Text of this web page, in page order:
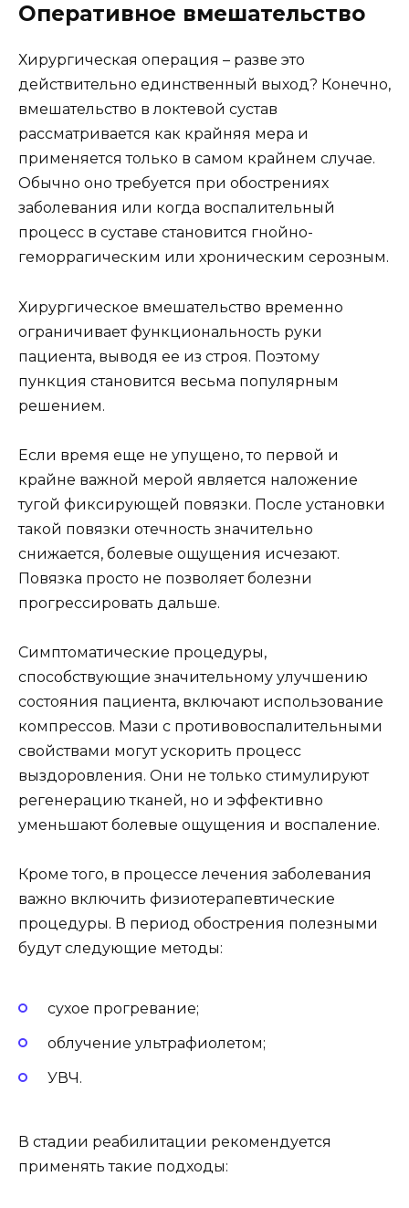
Оперативное вмешательство
Хирургическая операция – разве это
действительно единственный выход? Конечно,
вмешательство в локтевой сустав
рассматривается как крайняя мера и
применяется только в самом крайнем случае.
Обычно оно требуется при обострениях
заболевания или когда воспалительный
процесс в суставе становится гнойно-
геморрагическим или хроническим серозным.
Хирургическое вмешательство временно
ограничивает функциональность руки
пациента, выводя ее из строя. Поэтому
пункция становится весьма популярным
решением.
Если время еще не упущено, то первой и
крайне важной мерой является наложение
тугой фиксирующей повязки. После установки
такой повязки отечность значительно
снижается, болевые ощущения исчезают.
Повязка просто не позволяет болезни
прогрессировать дальше.
Симптоматические процедуры,
способствующие значительному улучшению
состояния пациента, включают использование
компрессов. Мази с противовоспалительными
свойствами могут ускорить процесс
выздоровления. Они не только стимулируют
регенерацию тканей, но и эффективно
уменьшают болевые ощущения и воспаление.
Кроме того, в процессе лечения заболевания
важно включить физиотерапевтические
процедуры. В период обострения полезными
будут следующие методы:
сухое прогревание;
облучение ультрафиолетом;
УВЧ.
В стадии реабилитации рекомендуется
применять такие подходы: